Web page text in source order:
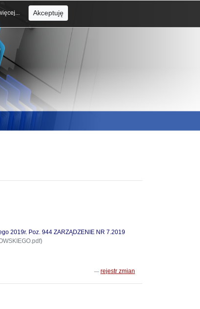
2019r. Poz. 944 ZARZĄDZENIE NR 7.2019
rejestr zmian
Akceptuję